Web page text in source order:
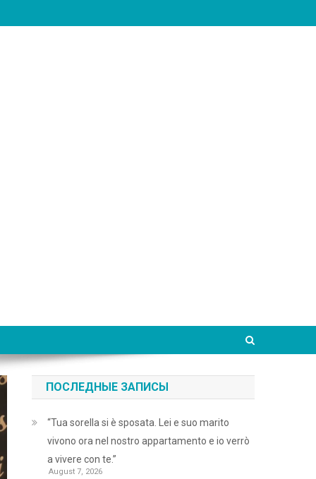
ПОСЛЕДНЫЕ ЗАПИСЫ
“Tua sorella si è sposata. Lei e suo marito
vivono ora nel nostro appartamento e io verrò
a vivere con te.”
August 7, 2026